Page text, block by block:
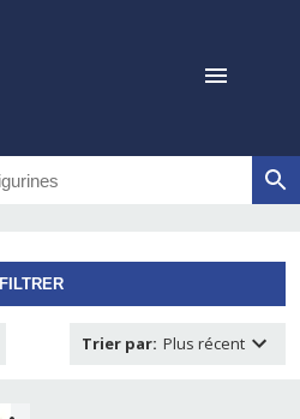
FILTRER
Trier par: Plus récent